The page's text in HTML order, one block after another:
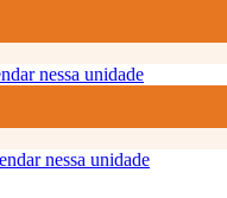
nessa unidade
nessa unidade